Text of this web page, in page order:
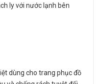
ly với nước lạnh bên
dùng cho trang phục đồ